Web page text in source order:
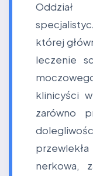
której
leczenie
klinicyści
zarówno
nerkowa,